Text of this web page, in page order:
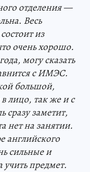
отделения —
Весь
из
очень хорошо.
могу сказать
с ИМЭС.
большой,
лицо, так же и с
сразу заметит,
нет на занятии.
английского
сильные и
учить предмет.